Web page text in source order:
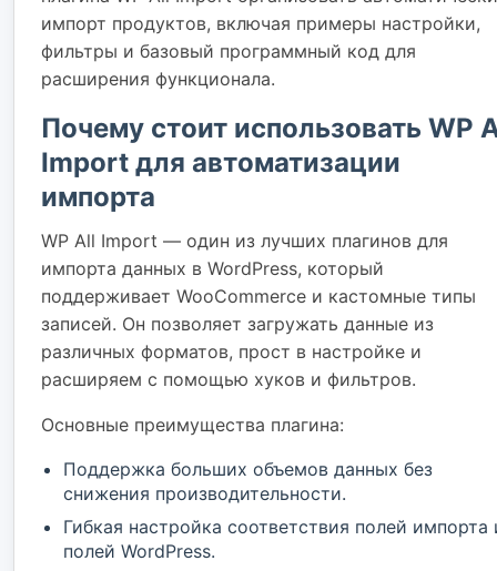
импорт продуктов, включая примеры настройки,
фильтры и базовый программный код для
расширения функционала.
Почему стоит использовать WP
Import для автоматизации
импорта
WP All Import — один из лучших плагинов для
импорта данных в WordPress, который
поддерживает WooCommerce и кастомные типы
записей. Он позволяет загружать данные из
различных форматов, прост в настройке и
расширяем с помощью хуков и фильтров.
Основные преимущества плагина:
Поддержка больших объемов данных без
снижения производительности.
Гибкая настройка соответствия полей импорта
полей WordPress.